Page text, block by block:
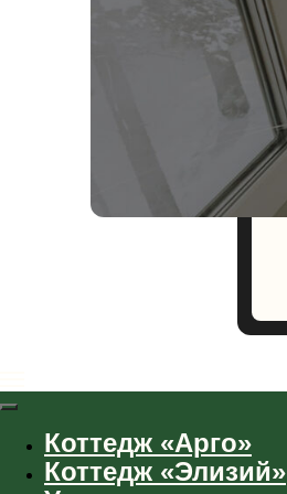
Коттедж «Арго»
Коттедж «Элизий»